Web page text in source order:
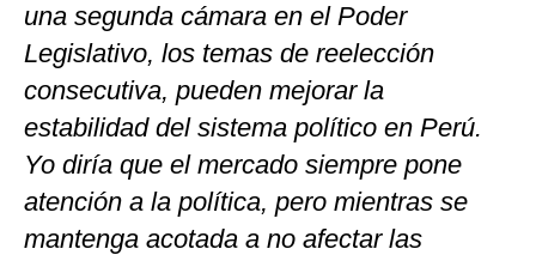
una segunda cámara en el Poder
Legislativo, los temas de reelección
consecutiva, pueden mejorar la
estabilidad del sistema político en Perú.
Yo diría que el mercado siempre pone
atención a la política, pero mientras se
mantenga acotada a no afectar las